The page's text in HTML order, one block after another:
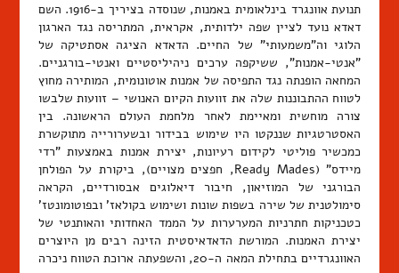
תנועת אוונגרד בינלאומית באמנות, שנוסדה בציריך ב-1916. השם
דאדא נועד לציין שפה ילדותית, אקראית, המתריסה נגד הארגון
הלוגי וה"משמעותי" של החיים. הדאדא הציגה אסתטיקה של
"אנטי-אמנות", ששיקפה ערכים ניהיליסטיים ואנטי-בורגניים.
המחאה הופנתה נגד התפיסה של אמנות אוטונומית, המותירה מחוץ
לטווח ההתבוננות שלה את זוועות הקיום האנושי – זוועות שלבשו
צורה מוחשית ומאיימת לאחר מלחמת העולם הראשונה. בין
האסטרטגיות שננקטו היו שימוש בבידור ובשערורייה מתוקשרת
כמכשיר פוליטי לקידום רעיונות, יצירת אמנות באמצעות "רדי
מיידס" (Ready Mades, חפצים מצויים), ביקורת על הפולחן
הבורגני של המוזיאון, חיבור דיאלוגים אבסורדיים, הקראה
סימולטנית של שירה בשפות שונות ושימוש בקולאז' ובפוטומונטז'
כטכניקות חתרניות המערערות על הממד האחדותי והאותנטי של
יצירת האמנות. המורשת הדאדאיסטית הזינה רבים מן היוצרים
האוונגרדיים בתחילת המאה ה-20, והשפעתה ארוכת הטווח ניכרה